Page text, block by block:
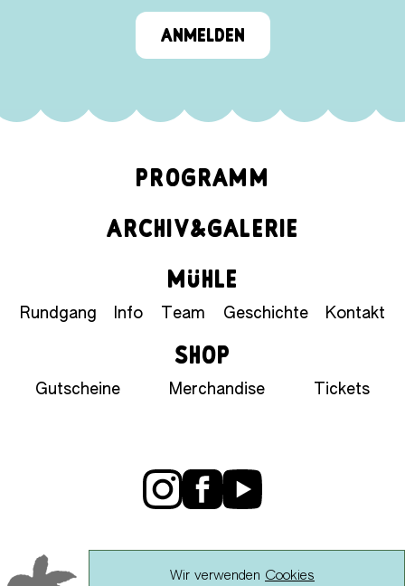
ANMELDEN
PROGRAMM
ARCHIV&GALERIE
MÜHLE
Rundgang Info Team Geschichte Kontakt
SHOP
Gutscheine Merchandise Tickets
Wir verwenden Cookies